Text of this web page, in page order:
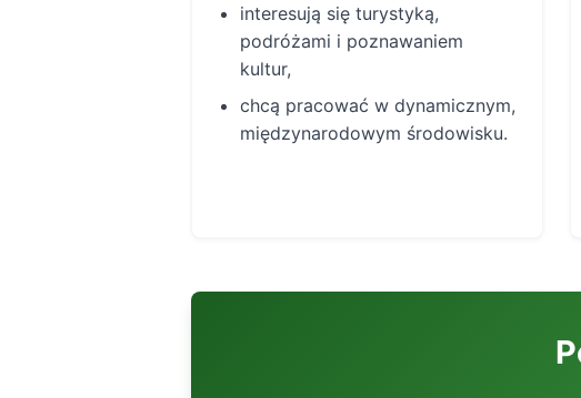
interesują się turystyką,
podróżami i poznawaniem
kultur,
chcą pracować w dynamicznym,
międzynarodowym środowisku.